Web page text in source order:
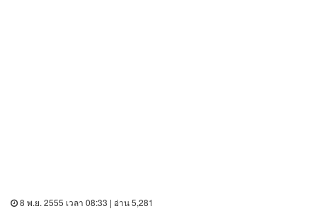
8 พ.ย. 2555 เวลา 08:33 | อ่าน 5,281